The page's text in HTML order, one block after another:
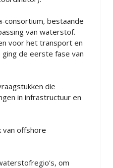
consortium, bestaande
van waterstof.
voor het transport en
de eerste fase van
die
in infrastructuur en
offshore
om